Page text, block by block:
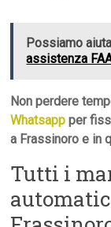
Possiamo
assistenza
Non perdere
Whatsapp per
a Frassinoro e in
Tutti i